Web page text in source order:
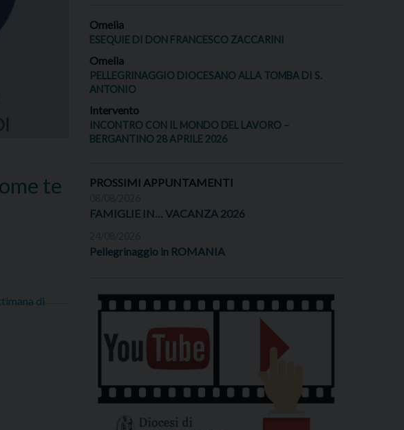
te
di
Omelia
ESEQUIE DI DON FRANCESCO ZACCARINI
Omelia
PELLEGRINAGGIO DIOCESANO ALLA TOMBA DI S.
ANTONIO
Intervento
INCONTRO CON IL MONDO DEL LAVORO –
BERGANTINO 28 APRILE 2026
PROSSIMI APPUNTAMENTI
FAMIGLIE IN… VACANZA 2026
Pellegrinaggio in ROMANIA